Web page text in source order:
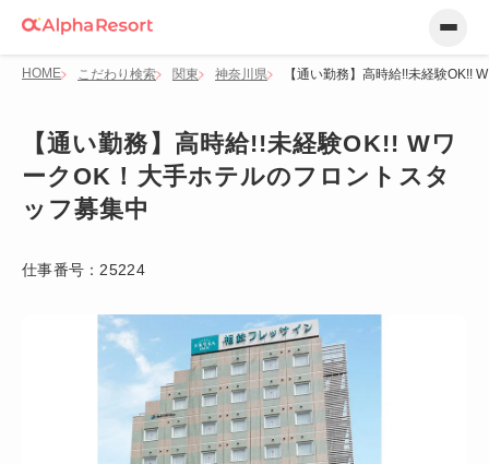
HOME こだわり検索 関東 神奈川県 【通い勤務】高時給!!未経験OK!!
【通い勤務】高時給!!未経験OK!! Wワ
ークOK！大手ホテルのフロントスタ
ッフ募集中
仕事番号： 25224